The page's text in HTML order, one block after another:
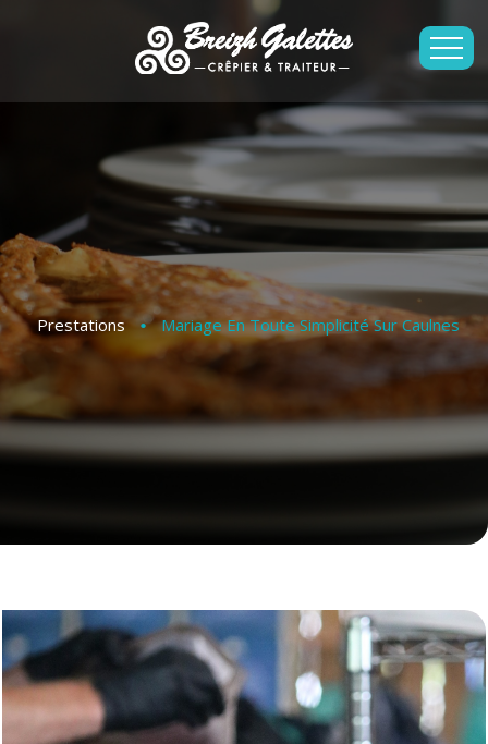
Prestations Mariage En Toute Simplicité Sur Caulnes